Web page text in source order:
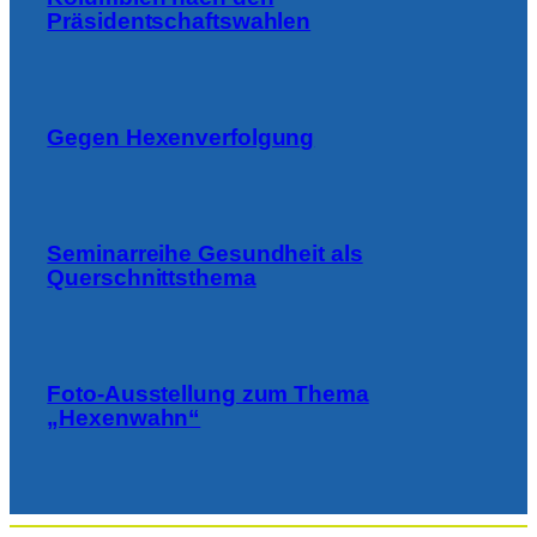
Präsidentschaftswahlen
Gegen Hexenverfolgung
Seminarreihe Gesundheit als
Querschnittsthema
Foto-Ausstellung zum Thema
„Hexenwahn“